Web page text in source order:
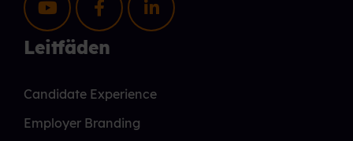
Leitfäden
Candidate Experience
Employer Branding